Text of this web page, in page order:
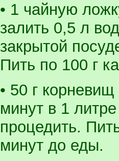
• 1 чайную
залить 0,5 л
закрытой
Пить по 100 г
• 50 г корневищ
минут в 1
процедить.
минут до еды.